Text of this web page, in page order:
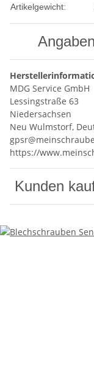
Artikelgewicht:
MDG Service GmbH
Lessingstraße 63
Niedersachsen
Neu Wulmstorf,
https://
Kunden